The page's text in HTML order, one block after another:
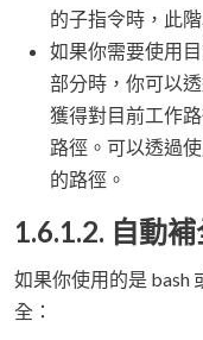
的子指令時，此
如果你需要使用
部分時，你可以
獲得對目前工作
路徑。可以透過使
的路徑。
1.6.1.2. 自動
如果你使用的是 bash
全：